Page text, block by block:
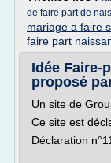
de faire part de
mariage a faire
faire part
Idée Faire-
proposé
Un site de
Ce site est
Déclaration